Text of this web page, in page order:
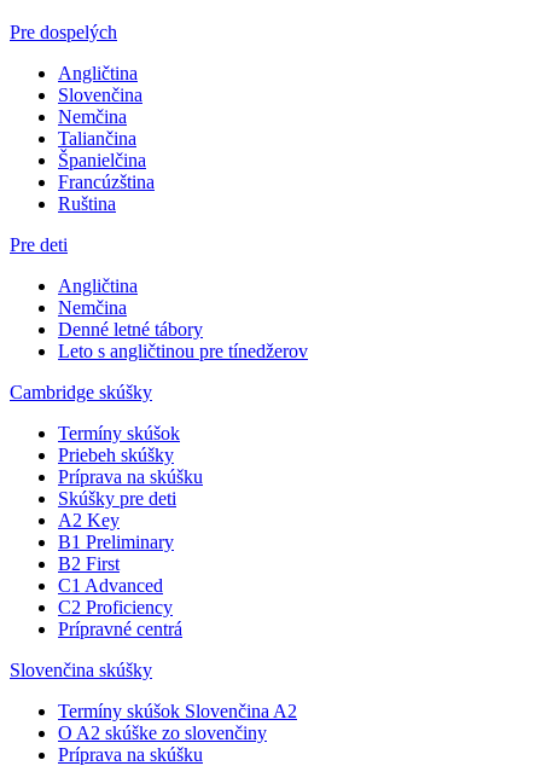
Pre dospelých
Angličtina
Slovenčina
Nemčina
Taliančina
Španielčina
Francúzština
Ruština
Pre deti
Angličtina
Nemčina
Denné letné tábory
Leto s angličtinou pre tínedžerov
Cambridge skúšky
Termíny skúšok
Priebeh skúšky
Príprava na skúšku
Skúšky pre deti
A2 Key
B1 Preliminary
B2 First
C1 Advanced
C2 Proficiency
Prípravné centrá
Slovenčina skúšky
Termíny skúšok Slovenčina A2
O A2 skúške zo slovenčiny
Príprava na skúšku